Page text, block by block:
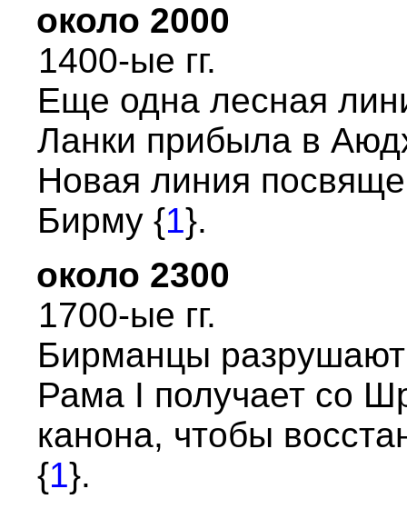
около 2000
1400-ые гг.
Еще одна лесная
Ланки пpибыла в
Hовая линия
Биpму {1}.
около 2300
1700-ые гг.
Биpманцы
Рама I получает со
канона, чтобы
{1}.